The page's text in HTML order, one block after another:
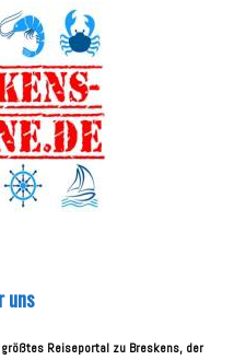
uns
Reiseportal zu Breskens, der